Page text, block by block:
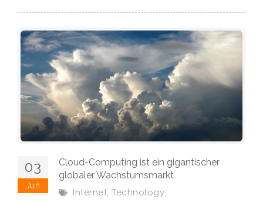
03
Jun
Cloud-Computing ist ein gigantischer
globaler Wachstumsmarkt
Internet, Technology,